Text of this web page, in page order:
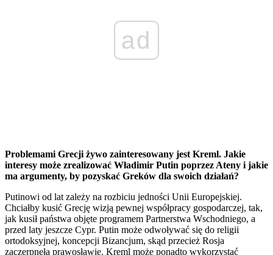
ad
Problemami Grecji żywo zainteresowany jest Kreml. Jakie
interesy może zrealizować Władimir Putin poprzez Ateny i jakie
ma argumenty, by pozyskać Greków dla swoich działań?
Putinowi od lat zależy na rozbiciu jedności Unii Europejskiej.
Chciałby kusić Grecję wizją pewnej współpracy gospodarczej, tak,
jak kusił państwa objęte programem Partnerstwa Wschodniego, a
przed laty jeszcze Cypr. Putin może odwoływać się do religii
ortodoksyjnej, koncepcji Bizancjum, skąd przecież Rosja
zaczerpnęła prawosławie. Kreml może ponadto wykorzystać